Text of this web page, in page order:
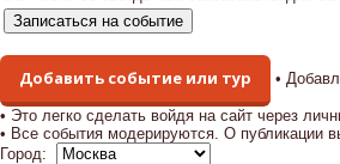
Добавить событие или тур •
• Это легко сделать войдя на сайт через
• Все события модерируются. О публикации
Город: